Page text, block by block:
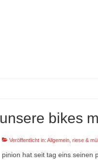
unsere bikes
Veröffentlicht in:Allgemein ,riese &
pinion hat seit tag eins seinen